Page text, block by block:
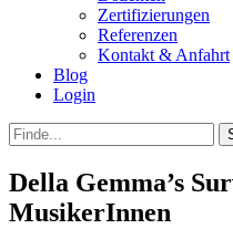
Zertifizierungen
Referenzen
Kontakt & Anfahrt
Blog
Login
bei
der
Suche
Suche
nach:
Della Gemma’s
MusikerInnen